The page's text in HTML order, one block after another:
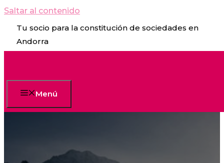
Saltar al contenido
Tu socio para la constitución de sociedades en
Andorra
Menú